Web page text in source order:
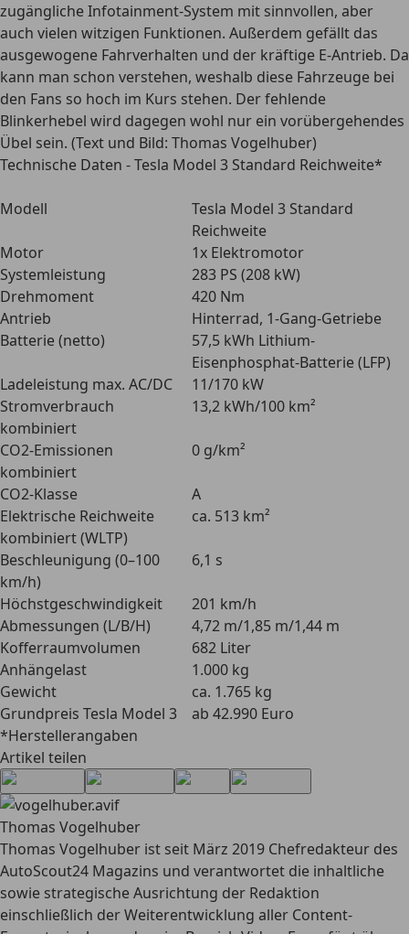
zugängliche Infotainment-System mit sinnvollen, aber
auch vielen witzigen Funktionen. Außerdem gefällt das
ausgewogene Fahrverhalten und der kräftige E-Antrieb. Da
kann man schon verstehen, weshalb diese Fahrzeuge bei
den Fans so hoch im Kurs stehen. Der fehlende
Blinkerhebel wird dagegen wohl nur ein vorübergehendes
Übel sein. (Text und Bild: Thomas Vogelhuber)
Technische Daten - Tesla Model 3 Standard Reichweite*
Modell
Tesla Model 3 Standard
Reichweite
Motor
1x Elektromotor
Systemleistung
283 PS (208 kW)
Drehmoment
420 Nm
Antrieb
Hinterrad, 1-Gang-Getriebe
Batterie (netto)
57,5 kWh Lithium-
Eisenphosphat-Batterie (LFP)
Ladeleistung max. AC/DC
11/170 kW
Stromverbrauch
kombiniert
13,2 kWh/100 km²
CO2-Emissionen
kombiniert
0 g/km²
CO2-Klasse
A
Elektrische Reichweite
kombiniert (WLTP)
ca. 513 km²
Beschleunigung (0–100
km/h)
6,1 s
Höchstgeschwindigkeit
201 km/h
Abmessungen (L/B/H)
4,72 m/1,85 m/1,44 m
Kofferraumvolumen
682 Liter
Anhängelast
1.000 kg
Gewicht
ca. 1.765 kg
Grundpreis Tesla Model 3
ab 42.990 Euro
*Herstellerangaben
Artikel teilen
Thomas Vogelhuber
Thomas Vogelhuber ist seit März 2019 Chefredakteur des
AutoScout24 Magazins und verantwortet die inhaltliche
sowie strategische Ausrichtung der Redaktion
einschließlich der Weiterentwicklung aller Content-